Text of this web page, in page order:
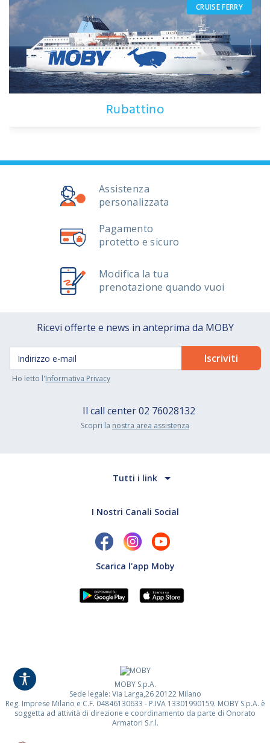
CRUISE FERRY
Rubattino
Assistenza
personalizzata
Pagamento
protetto e sicuro
Modifica la tua
prenotazione quando vuoi
Ricevi offerte e news in anteprima da MOBY
Ho letto l'Informativa Privacy
Il call center02 76028132
Scopri la nostra area assistenza
Tutti i link
I Nostri Canali Social
Scarica l'app Moby
MOBY S.p.A.
Sede legale: Via Larga,26 20122 Milano
Reg. Imprese Milano e C.F. 04846130633 - P.IVA 13301990159. MOBY S.p.A. è
soggetta ad attività di direzione e coordinamento da parte di Onorato
Armatori S.r.l.